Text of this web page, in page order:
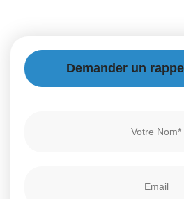
Demander un